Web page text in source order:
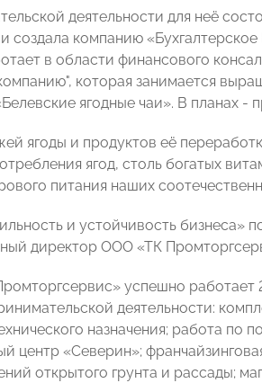
деятельности для неё
создала компанию
в области финансового
которая занимается
ягодные чаи». В планах -
ягоды и продуктов её
ягод, столь богатых
питания наших
и устойчивость бизнеса»
директор ООО «ТК
успешно
деятельности:
назначения; работа по
центр «Северин»;
открытого грунта и рассады;